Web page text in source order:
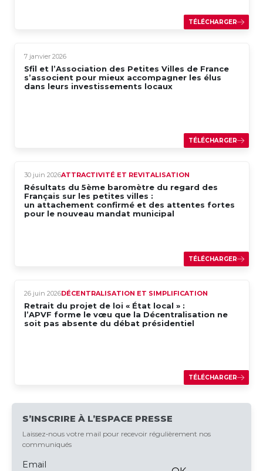
TÉLÉCHARGER
7 janvier 2026
Sfil et l’Association des Petites Villes de France
s’associent pour mieux accompagner les élus
dans leurs investissements locaux
TÉLÉCHARGER
30 juin 2026ATTRACTIVITÉ ET REVITALISATION
Résultats du 5ème baromètre du regard des
Français sur les petites villes :
un attachement confirmé et des attentes fortes
pour le nouveau mandat municipal
TÉLÉCHARGER
26 juin 2026DÉCENTRALISATION ET SIMPLIFICATION
Retrait du projet de loi « État local » :
l’APVF forme le vœu que la Décentralisation ne
soit pas absente du débat présidentiel
TÉLÉCHARGER
S’INSCRIRE À L’ESPACE PRESSE
Laissez‑nous votre mail pour recevoir régulièrement nos
communiqués
Email